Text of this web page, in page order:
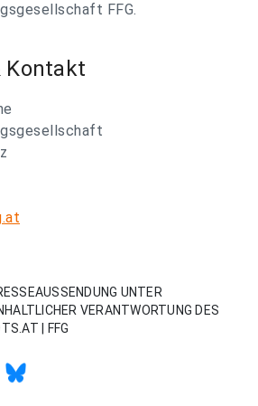
FFG.
Kontakt
UNTER
VERANTWORTUNG DES
| FFG